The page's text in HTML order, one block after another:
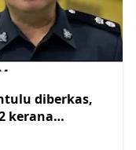
diberkas,
kerana